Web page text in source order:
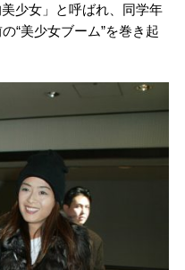
少女」と呼ばれ、同学年
“美少女ブーム”を巻き起